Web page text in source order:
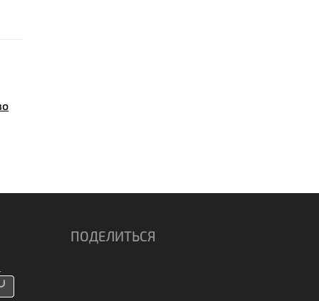
ПОДЕЛИТЬСЯ